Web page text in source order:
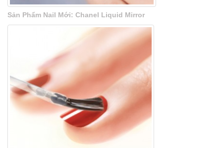
Sản Phẩm Nail Mới: Chanel Liquid Mirror